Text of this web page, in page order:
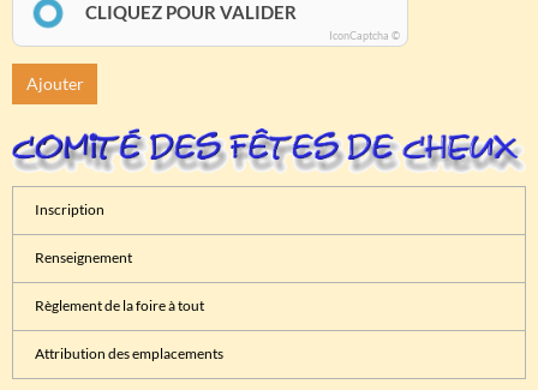
CLIQUEZ POUR VALIDER
IconCaptcha ©
Ajouter
Inscription
Renseignement
Règlement de la foire à tout
Attribution des emplacements